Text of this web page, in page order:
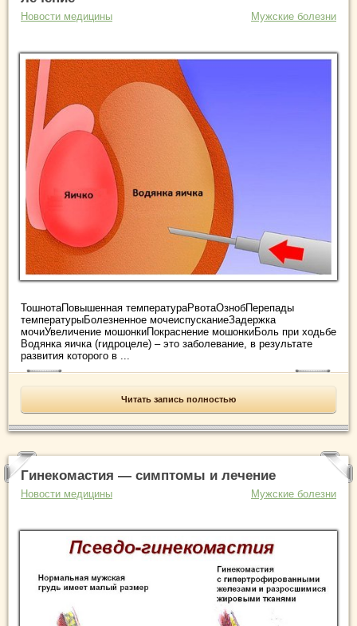
Новости медицины Мужские болезни
ТошнотаПовышенная температураРвотаОзнобПерепады
температурыБолезненное мочеиспусканиеЗадержка
мочиУвеличение мошонкиПокраснение мошонкиБоль при ходьбе
Водянка яичка (гидроцеле) – это заболевание, в результате
развития которого в ...
Читать запись полностью
Гинекомастия — симптомы и лечение
Новости медицины Мужские болезни